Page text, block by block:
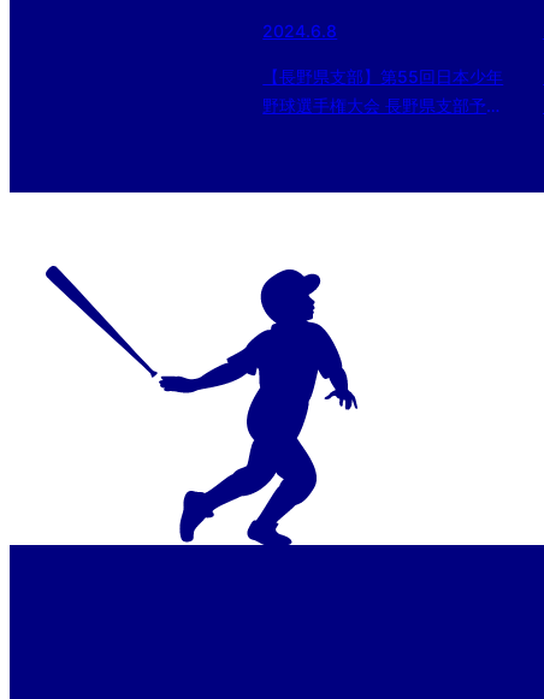
2024.6.8
【長野県支部】第55回日本少年
野球選手権大会 長野県支部予選